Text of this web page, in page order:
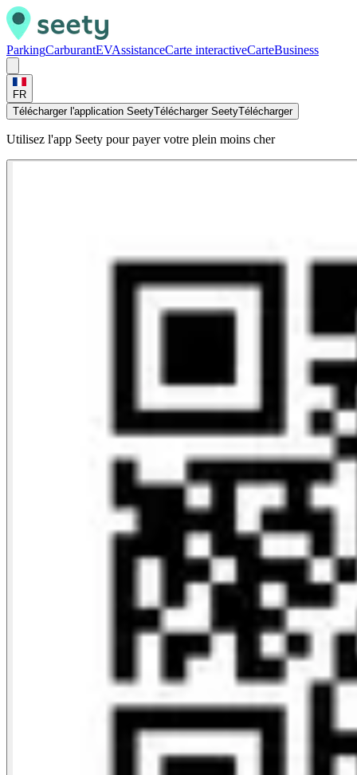
ParkingCarburantEVAssistanceCarte interactiveCarteBusiness
FR
Télécharger l'application SeetyTélécharger SeetyTélécharger
Utilisez l'app Seety pour payer votre plein moins cher